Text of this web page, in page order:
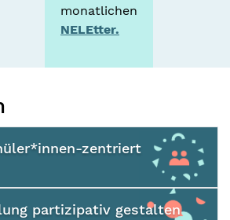
monatlichen
NELEtter.
zentriert
partizipativ gestalten